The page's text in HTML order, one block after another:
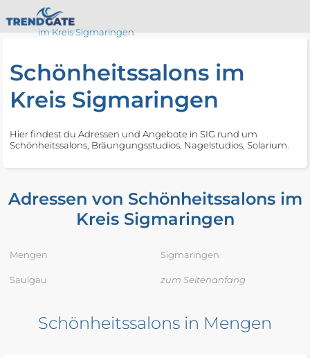
im Kreis Sigmaringen
Schönheitssalons im
Kreis Sigmaringen
Hier findest du Adressen und Angebote in SIG rund um
Schönheitssalons, Bräungungsstudios, Nagelstudios, Solarium.
Adressen von Schönheitssalons im
Kreis Sigmaringen
Mengen
Saulgau
Sigmaringen
zum Seitenanfang
Schönheitssalons in Mengen